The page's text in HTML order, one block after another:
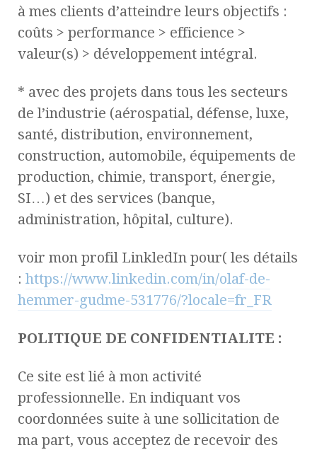
à mes clients d’atteindre leurs objectifs :
coûts > performance > efficience >
valeur(s) > développement intégral.
* avec des projets dans tous les secteurs
de l’industrie (aérospatial, défense, luxe,
santé, distribution, environnement,
construction, automobile, équipements de
production, chimie, transport, énergie,
SI…) et des services (banque,
administration, hôpital, culture).
voir mon profil LinkledIn pour( les détails
: https://www.linkedin.com/in/olaf-de-
hemmer-gudme-531776/?locale=fr_FR
POLITIQUE DE CONFIDENTIALITE :
Ce site est lié à mon activité
professionnelle. En indiquant vos
coordonnées suite à une sollicitation de
ma part, vous acceptez de recevoir des